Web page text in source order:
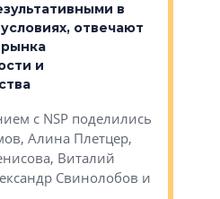
в
отвечают
и
с NSP поделились
Алина Плетцер,
Виталий
Свинолобов и